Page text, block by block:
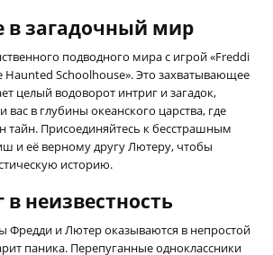
в загадочный мир
подводного мира с игрой «Freddi
Haunted Schoolhouse». Это захватывающее
целый водоворот интриг и загадок,
вас в глубины океанского царства, где
тайн. Присоединяйтесь к бесстрашным
и её верному другу Лютеру, чтобы
историю.
неизвестность
Фредди и Лютер оказываются в непростой
паника. Перепуганные одноклассники